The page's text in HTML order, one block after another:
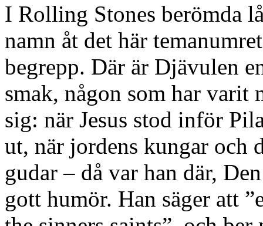
I Rolling Stones berömda
namn åt det här
begrepp. Där är Djävulen
smak, någon som har varit
sig: när Jesus stod inför
ut, när jordens kungar och
gudar – då var han där,
gott humör. Han säger att